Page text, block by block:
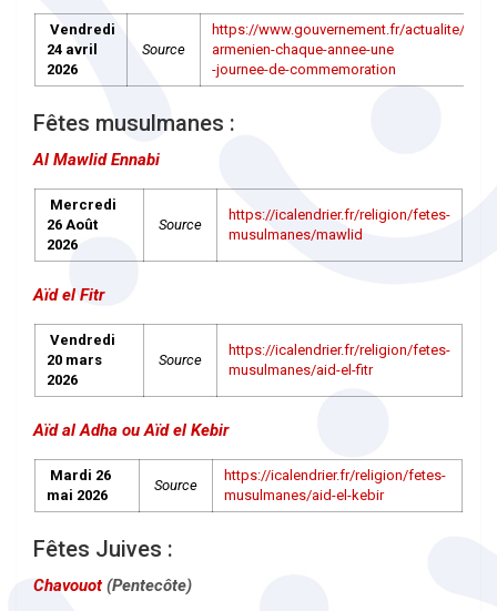
Vendredi
24 avril
2026
Source
https://www.gouvernement.fr/actualite/
armenien-chaque-annee-une
-journee-de-commemoration
Fêtes musulmanes :
Al Mawlid Ennabi
Mercredi
26 Août
2026
Source
https://icalendrier.fr/religion/fetes-
musulmanes/mawlid
Aïd el Fitr
Vendredi
20 mars
2026
Source
https://icalendrier.fr/religion/fetes-
musulmanes/aid-el-fitr
Aïd al Adha ou Aïd el Kebir
Mardi 26
mai 2026
Source
https://icalendrier.fr/religion/fetes-
musulmanes/aid-el-kebir
Fêtes Juives :
Chavouot(Pentecôte)